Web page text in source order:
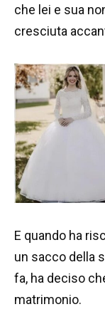
che lei e sua
cresciuta
E quando ha
un sacco della
fa, ha deciso
matrimonio.